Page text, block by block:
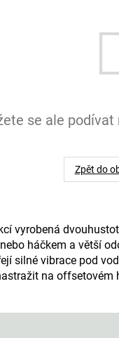
se ale
Zpět do
vyrobená
háčkem a větší
silné vibrace pod
na